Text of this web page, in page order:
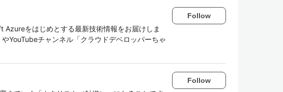
をはじめとする最新技術情報をお届けしま
YouTubeチャンネル「クラウドデベロッパーちゃ
Follow
Follow